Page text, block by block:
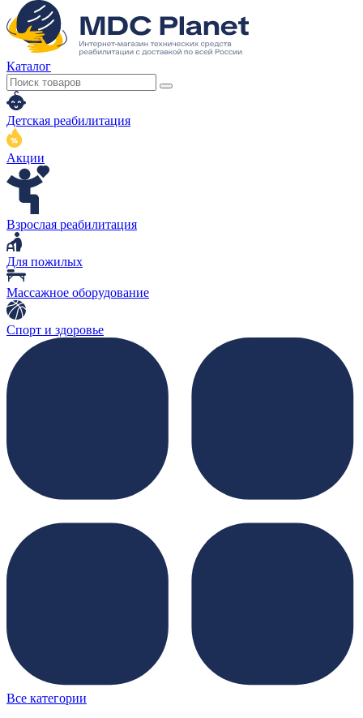
Каталог
Детская реабилитация
Акции
Взрослая реабилитация
Для пожилых
Массажное оборудование
Спорт и здоровье
Все категории